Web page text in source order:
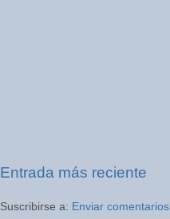
Entrada más reciente
Suscribirse a: Enviar